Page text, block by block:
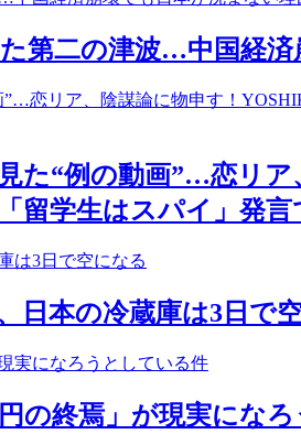
第二の津波…中国経済
た“例の動画”…恋リ
学生はスパイ」発言
日本の冷蔵庫は3日で
の終焉」が現実にな